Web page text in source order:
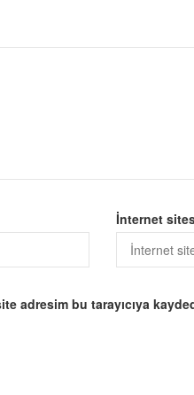
İnternet
adresim bu tarayıcıya